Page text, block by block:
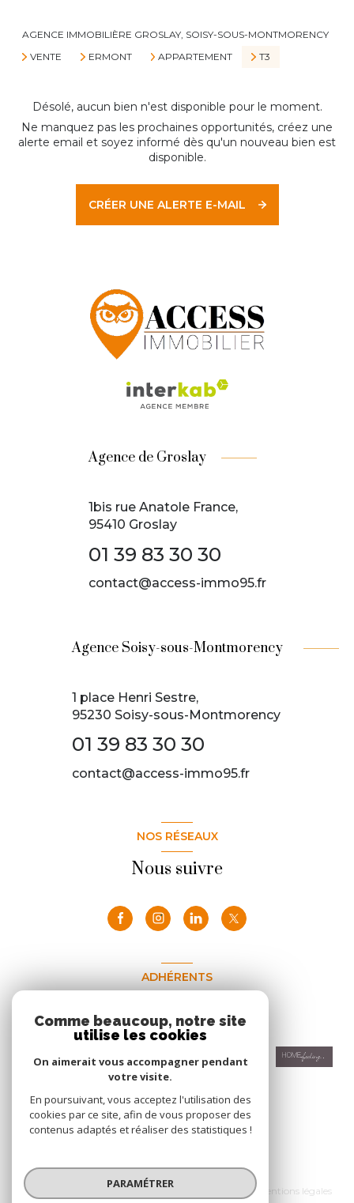
AGENCE IMMOBILIÈRE GROSLAY, SOISY-SOUS-MONTMORENCY
VENTE
ERMONT APPARTEMENT T3
Désolé, aucun bien n'est disponible pour le moment.
Ne manquez pas les prochaines opportunités, créez une
alerte email et soyez informé dès qu'un nouveau bien est
disponible.
CRÉER UNE ALERTE E-MAIL
Agence de Groslay
1bis rue Anatole France,
95410 Groslay
01 39 83 30 30
contact@access-immo95.fr
Agence Soisy-sous-Montmorency
1 place Henri Sestre,
95230 Soisy-sous-Montmorency
01 39 83 30 30
contact@access-immo95.fr
NOS RÉSEAUX
Nous suivre
ADHÉRENTS
Nous adhérons
© 2026 | Tous droits réservés
Nos honoraires
Nos partenaires
Mentions légales
Comme beaucoup, notre site
utilise les cookies
On aimerait vous accompagner pendant
votre visite.
En poursuivant, vous acceptez l'utilisation des
cookies par ce site, afin de vous proposer des
contenus adaptés et réaliser des statistiques !
PARAMÉTRER